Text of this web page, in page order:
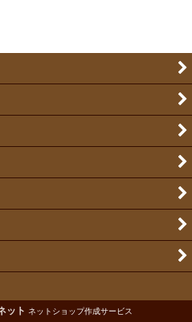
ット ネットショップ作成サービス